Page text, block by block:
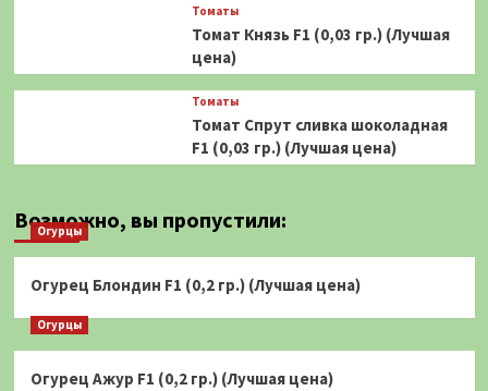
Томаты
Томат Князь F1 (0,03 гр.) (Лучшая
цена)
Томаты
Томат Спрут сливка шоколадная
F1 (0,03 гр.) (Лучшая цена)
Возможно, вы пропустили:
Огурцы
Огурец Блондин F1 (0,2 гр.) (Лучшая цена)
Огурцы
Огурец Ажур F1 (0,2 гр.) (Лучшая цена)